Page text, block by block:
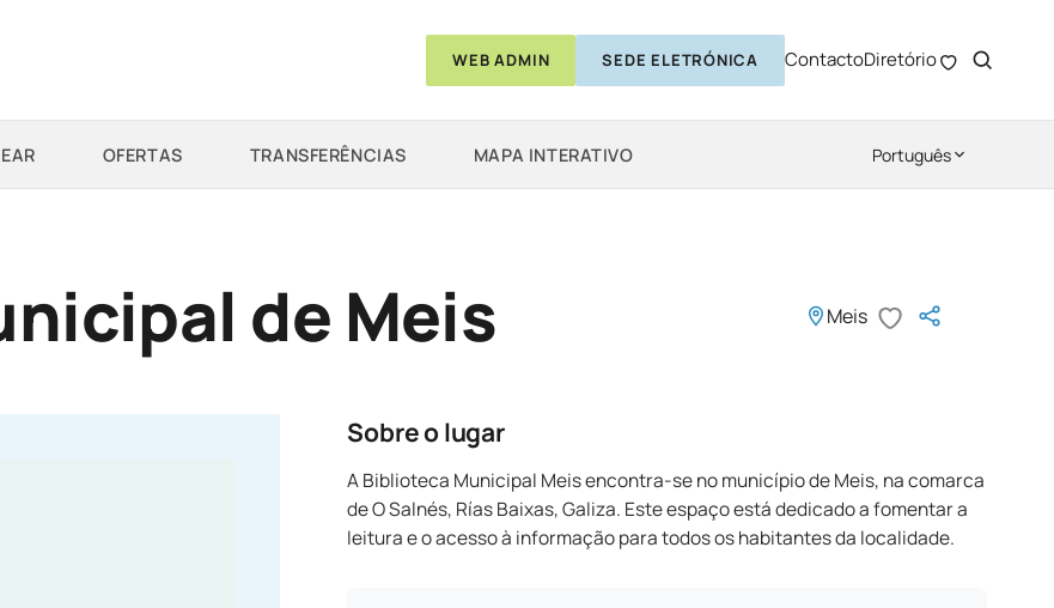
WEB ADMIN SEDE ELETRÓNICA ContactoDiretório
OFERTAS TRANSFERÊNCIAS MAPA INTERATIVO Português
de Meis Meis
Sobre o lugar
A Biblioteca Municipal Meis encontra-se no município de Meis, na comarca
de O Salnés, Rías Baixas, Galiza. Este espaço está dedicado a fomentar a
leitura e o acesso à informação para todos os habitantes da localidade.